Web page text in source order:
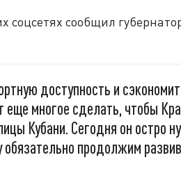
соцсетях сообщил
доступность и
еще многое сделать, чтобы
Кубани. Сегодня он остро
продолжим